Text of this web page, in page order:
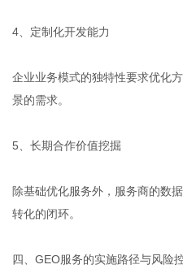
4、定制化开发能力
企业业务模式的独特性要求优化
景的需求。
5、长期合作价值挖掘
除基础优化服务外，服务商的数
转化的闭环。
四、GEO服务的实施路径与风险